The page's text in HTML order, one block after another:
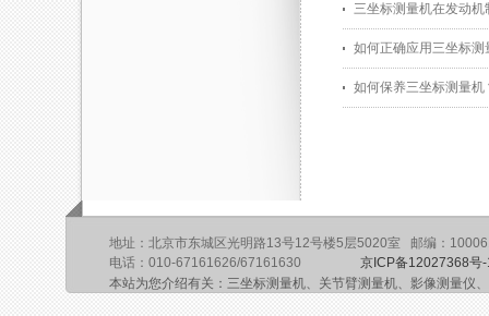
三坐标测量机在发动
如何正确应用三坐标测
如何保养三坐标测量机
地址：北京市东城区光明路13号12号楼5层5020室 邮编：
电话：010-67161626/67161630 京ICP备12027368号
本站为您介绍有关：三坐标测量机、关节臂测量机、影像测量仪